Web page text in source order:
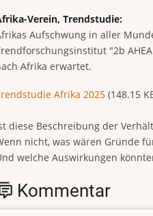
Verein, Trendstudie:
Aufschwung in aller
"2b
Afrika erwartet.
Afrika 2025 (148.15
diese Beschreibung der
nicht, was wären Gründe
welche Auswirkungen
Kommentar